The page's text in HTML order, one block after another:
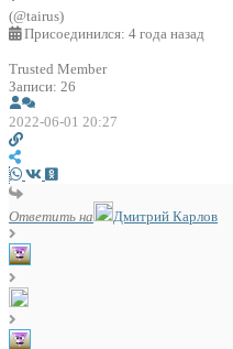
(@tairus)
Присоединился: 4 года назад
Trusted Member
Записи: 26
2022-06-01 20:27
Ответить на Дмитрий Карлов